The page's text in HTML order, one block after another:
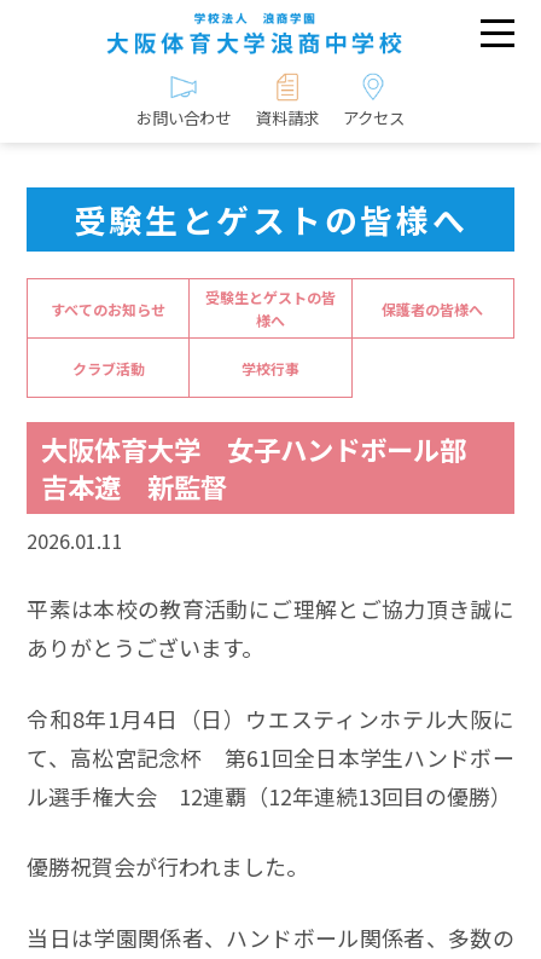
お問い合わせ 資料請求 アクセス
受験生とゲストの皆様へ
すべてのお知らせ
受験生とゲストの皆
様へ
保護者の皆様へ
クラブ活動 学校行事
大阪体育大学 女子ハンドボール部
吉本遼 新監督
2026.01.11
平素は本校の教育活動にご理解とご協力頂き誠に
ありがとうございます。
令和8年1月4日（日）ウエスティンホテル大阪に
て、高松宮記念杯 第61回全日本学生ハンドボー
ル選手権大会 12連覇（12年連続13回目の優勝）
優勝祝賀会が行われました。
当日は学園関係者、ハンドボール関係者、多数の